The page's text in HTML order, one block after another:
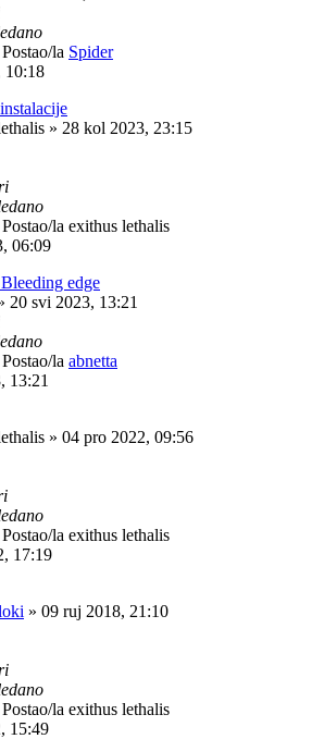
Postao/la Spider
10:18
» 28 kol 2023, 23:15
Postao/la exithus lethalis
06:09
edge
20 svi 2023, 13:21
Postao/la abnetta
13:21
» 04 pro 2022, 09:56
Postao/la exithus lethalis
17:19
» 09 ruj 2018, 21:10
Postao/la exithus lethalis
15:49